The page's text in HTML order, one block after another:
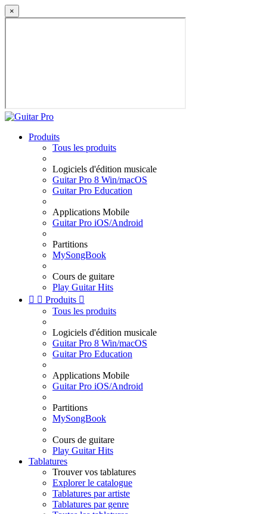
×
Produits
Tous les produits
Logiciels d'édition musicale
Guitar Pro 8 Win/macOS
Guitar Pro Education
Applications Mobile
Guitar Pro iOS/Android
Partitions
MySongBook
Cours de guitare
Play Guitar Hits
  Produits 
Tous les produits
Logiciels d'édition musicale
Guitar Pro 8 Win/macOS
Guitar Pro Education
Applications Mobile
Guitar Pro iOS/Android
Partitions
MySongBook
Cours de guitare
Play Guitar Hits
Tablatures
Trouver vos tablatures
Explorer le catalogue
Tablatures par artiste
Tablatures par genre